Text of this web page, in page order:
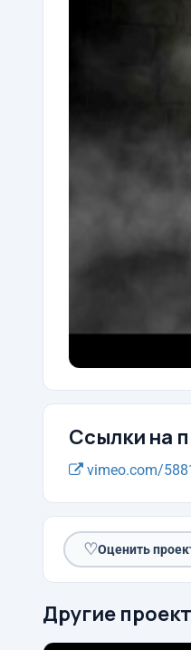
Ссылки на
vimeo.com/
♡Оценить
Другие